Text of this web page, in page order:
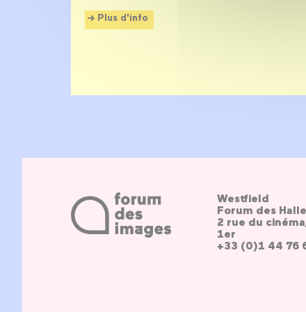
Plus d'info
Westfield
Forum des
2 rue du
1er
+33 (0)1 44 76